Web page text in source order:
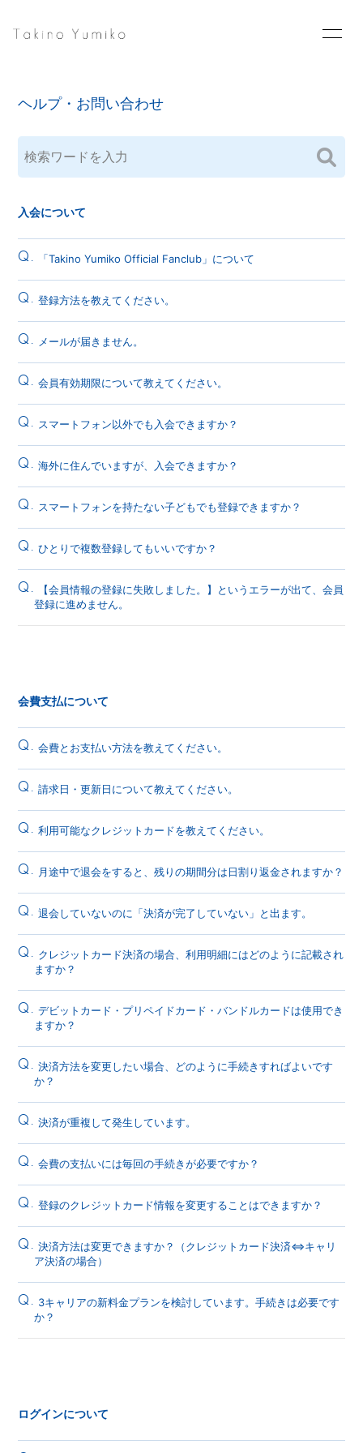
Schedule
Goods
会員登録 ログイン
ヘルプ・お問い合わせ
入会について
Q. 「Takino Yumiko Official Fanclub」について
Q. 登録方法を教えてください。
Q. メールが届きません。
Q. 会員有効期限について教えてください。
Q. スマートフォン以外でも入会できますか？
Q. 海外に住んでいますが、入会できますか？
Q. スマートフォンを持たない子どもでも登録できますか？
Q. ひとりで複数登録してもいいですか？
Q.
【会員情報の登録に失敗しました。】というエラーが出て、会員
登録に進めません。
会費支払について
Q. 会費とお支払い方法を教えてください。
Q. 請求日・更新日について教えてください。
Q. 利用可能なクレジットカードを教えてください。
Q. 月途中で退会をすると、残りの期間分は日割り返金されますか？
Q. 退会していないのに「決済が完了していない」と出ます。
Q. クレジットカード決済の場合、利用明細にはどのように記載され
ますか？
Q. デビットカード・プリペイドカード・バンドルカードは使用でき
ますか？
Q. 決済方法を変更したい場合、どのように手続きすればよいです
か？
Q. 決済が重複して発生しています。
Q. 会費の支払いには毎回の手続きが必要ですか？
Q. 登録のクレジットカード情報を変更することはできますか？
Q. 決済方法は変更できますか？（クレジットカード決済⇔キャリ
ア決済の場合）
Q. 3キャリアの新料金プランを検討しています。手続きは必要です
か？
ログインについて